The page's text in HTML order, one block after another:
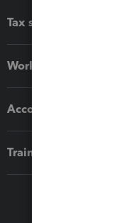
Tax software
Workflow add-ons
Accounting solutions
Training & support